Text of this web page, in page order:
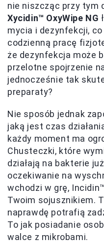
nie niszcząc przy tym
Xycidin™ OxyWipe NG
mycia i dezynfekcji,
codzienną pracę
że dezynfekcja może
przelotne spojrzenie
jednocześnie tak
preparaty?
Nie sposób jednak
jaką jest czas
każdy moment ma
Chusteczki, które
działają na bakterie
oczekiwanie na
wchodzi w grę,
Twoim sojusznikiem.
naprawdę potrafią
To jak posiadanie
walce z mikrobami.